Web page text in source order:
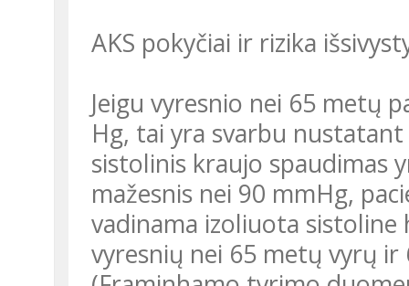
AKS pokyčiai ir rizika
Jeigu vyresnio nei 65 metų
Hg, tai yra svarbu
sistolinis kraujo spaudimas
mažesnis nei 90 mmHg,
vadinama izoliuota
vyresnių nei 65 metų vyrų